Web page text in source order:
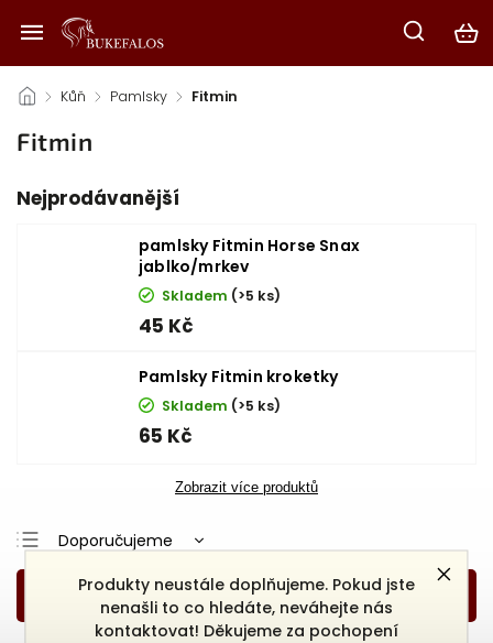
Produkty neustále doplňujeme. Pokud jste
nenašli to co hledáte, neváhejte nás
kontaktovat! Děkujeme za pochopení
/ Kůň / Pamlsky / Fitmin
Fitmin
Nejprodávanější
pamlsky Fitmin Horse Snax
jablko/mrkev
Skladem (>5 ks)
45 Kč
Pamlsky Fitmin kroketky
Skladem (>5 ks)
65 Kč
Zobrazit více produktů
Doporučujeme
Nejlevnější
Nejdražší